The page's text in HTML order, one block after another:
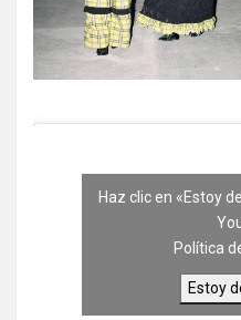
Haz clic en «Estoy
Política
Estoy